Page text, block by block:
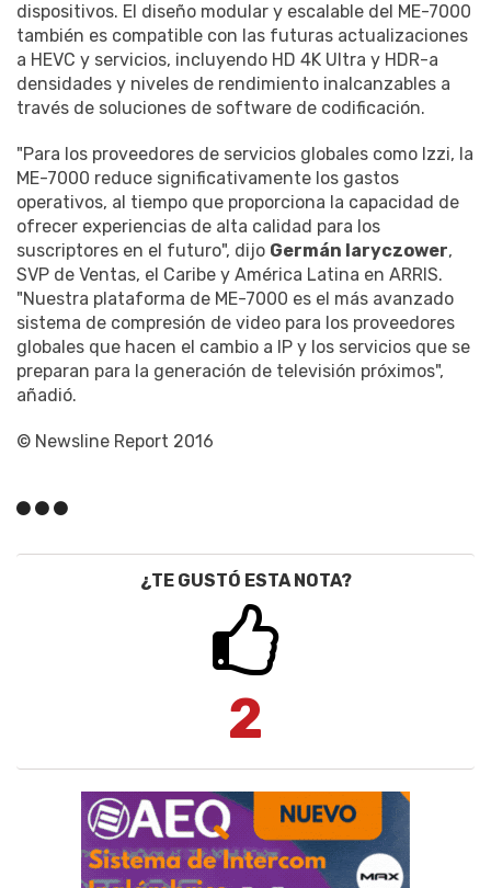
dispositivos. El diseño modular y escalable del ME-7000
también es compatible con las futuras actualizaciones
a HEVC y servicios, incluyendo HD 4K Ultra y HDR-a
densidades y niveles de rendimiento inalcanzables a
través de soluciones de software de codificación.
"Para los proveedores de servicios globales como Izzi, la
ME-7000 reduce significativamente los gastos
operativos, al tiempo que proporciona la capacidad de
ofrecer experiencias de alta calidad para los
suscriptores en el futuro", dijo Germán Iaryczower,
SVP de Ventas, el Caribe y América Latina en ARRIS.
"Nuestra plataforma de ME-7000 es el más avanzado
sistema de compresión de video para los proveedores
globales que hacen el cambio a IP y los servicios que se
preparan para la generación de televisión próximos",
añadió.
© Newsline Report 2016
¿TE GUSTÓ ESTA NOTA?
2